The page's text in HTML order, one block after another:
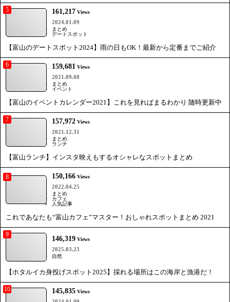
5 161,217 Views
2024.01.09
まとめ
デートスポット
【富山のデートスポット2024】雨の日もOK！最新から定番までご紹介
6 159,681 Views
2021.09.08
まとめ
イベント
【富山のイベントカレンダー2021】これを見ればまるわかり 随時更新中
7 157,972 Views
2021.12.31
まとめ
ランチ
【富山ランチ】インスタ映えもするオシャレなスポットまとめ
8 150,166 Views
2022.04.25
まとめ
カフェ
人気記事
これであなたも“富山カフェ”マスター！おしゃれスポットまとめ 2021
9
146,319 Views
2025.03.23
自然
【ホタルイカ身投げスポット2025】採れる場所はこの海岸と漁港だ！
10 145,835 Views